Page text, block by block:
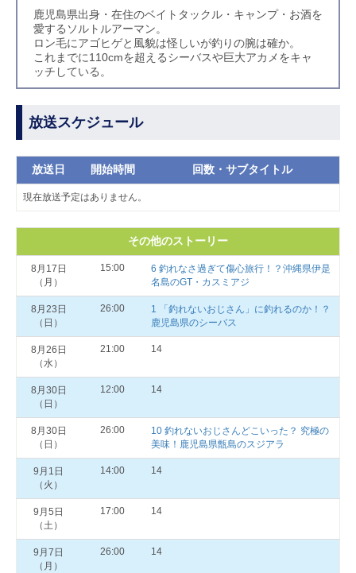
鹿児島県出身・在住のベイトタックル・キャンプ・お酒を
愛するソルトルアーマン。
ロン毛にアゴヒゲと風貌は怪しいが釣りの腕は確か。
これまでに110cmを超えるシーバスや巨大アカメをキャ
ッチしている。
放送スケジュール
放送日 開始時間 回数・サブタイトル
現在放送予定はありません。
その他のストーリー
8月17日
（月）
15:00
6 釣れなさ過ぎて傷心旅行！？沖縄県伊是
名島のGT・カスミアジ
8月23日
（日）
26:00
1 「釣れないおじさん」に釣れるのか！？
鹿児島県のシーバス
8月26日
（水）
21:00 14
8月30日
（日）
12:00 14
8月30日
（日）
26:00
10 釣れないおじさんどこいった？ 究極の
美味！鹿児島県甑島のスジアラ
9月1日
（火）
14:00 14
9月5日
（土）
17:00 14
9月7日
（月）
26:00 14